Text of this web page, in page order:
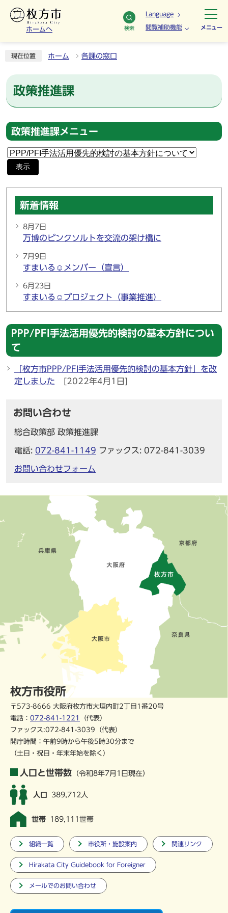
ホームへ 検索
Language
閲覧補助機能 メニュー
現在位置 ホーム 各課の窓口
政策推進課
政策推進課メニュー
表示
新着情報
8月7日
万博のピンクソルトを交流の架け橋に
7月9日
すまいる☺メンバー（宣言）
6月23日
すまいる☺プロジェクト（事業推進）
PPP/PFI手法活用優先的検討の基本方針につい
て
「枚方市PPP/PFI手法活用優先的検討の基本方針」を改
定しました
[2022年4月1日]
お問い合わせ
総合政策部 政策推進課
電話: 072-841-1149 ファックス: 072-841-3039
お問い合わせフォーム
枚方市役所
〒573-8666 大阪府枚方市大垣内町2丁目1番20号
電話： 072-841-1221
（代表）
ファックス:072-841-3039（代表）
開庁時間：午前9時から午後5時30分まで
（土日・祝日・年末年始を除く）
人口と世帯数 （令和8年7月1日現在）
人口 389,712人
世帯 189,111世帯
組織一覧 市役所・施設案内 関連リンク
Hirakata City Guidebook for Foreigner
メールでのお問い合わせ